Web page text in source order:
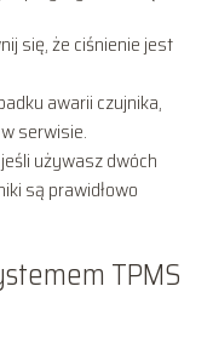
się, że ciśnienie jest
awarii czujnika,
serwisie.
używasz dwóch
są prawidłowo
TPMS